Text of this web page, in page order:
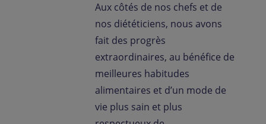
Aux côtés de nos chefs et de
nos diététiciens, nous avons
fait des progrès
extraordinaires, au bénéfice de
meilleures habitudes
alimentaires et d’un mode de
vie plus sain et plus